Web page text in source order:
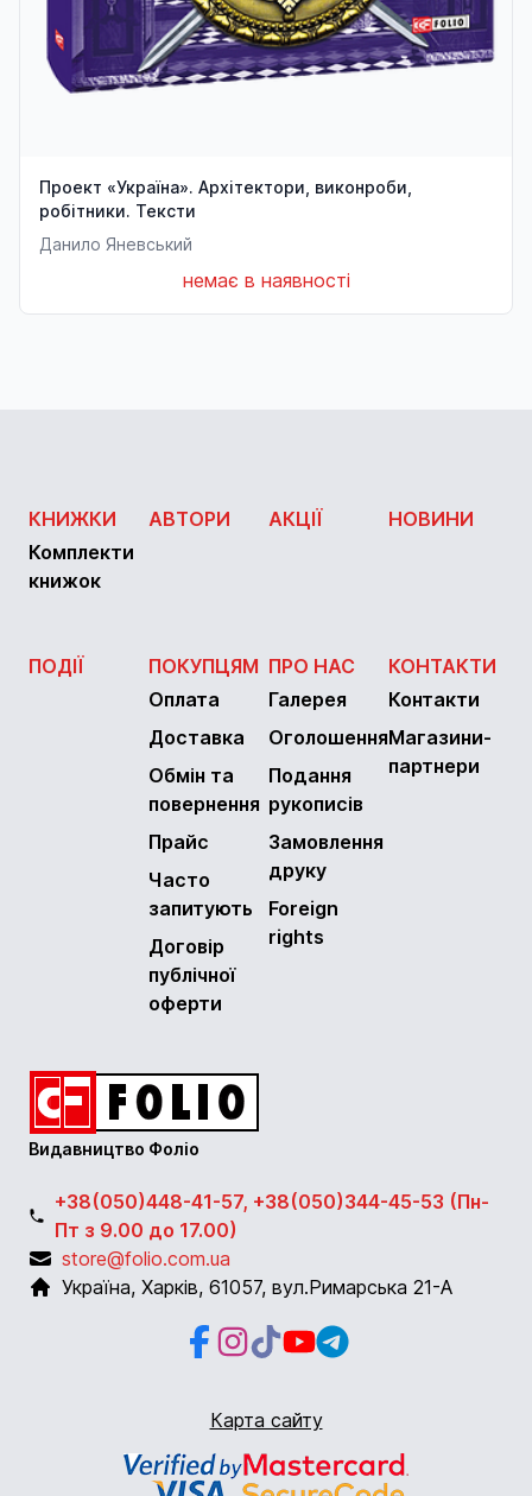
Проект «Україна». Архітектори, виконроби,
робітники. Тексти
Данило Яневський
немає в наявності
КНИЖКИ
Комплекти
книжок
АВТОРИ АКЦІЇ НОВИНИ
ПОДІЇ
ПОКУПЦЯМ
Оплата
Доставка
Обмін та
повернення
Прайс
Часто
запитують
Договір
публічної
оферти
ПРО НАС
Галерея
Оголошення
Подання
рукописів
Замовлення
друку
Foreign
rights
КОНТАКТИ
Контакти
Магазини-
партнери
Видавництво Фоліо
+38(050)448-41-57, +38(050)344-45-53 (Пн-
Пт з 9.00 до 17.00)
store@folio.com.ua
Україна, Харків, 61057, вул.Римарська 21-А
Facebook
Instagram
Instagram
YoutubeTelegram
Карта сайту